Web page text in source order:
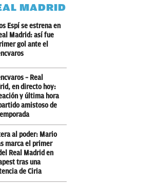
MADRID
Espí se estrena en
Madrid: así fue
gol ante el
– Real
en directo hoy:
y última hora
amistoso de
al poder: Mario
marca el primer
Real Madrid en
tras una
de Ciria